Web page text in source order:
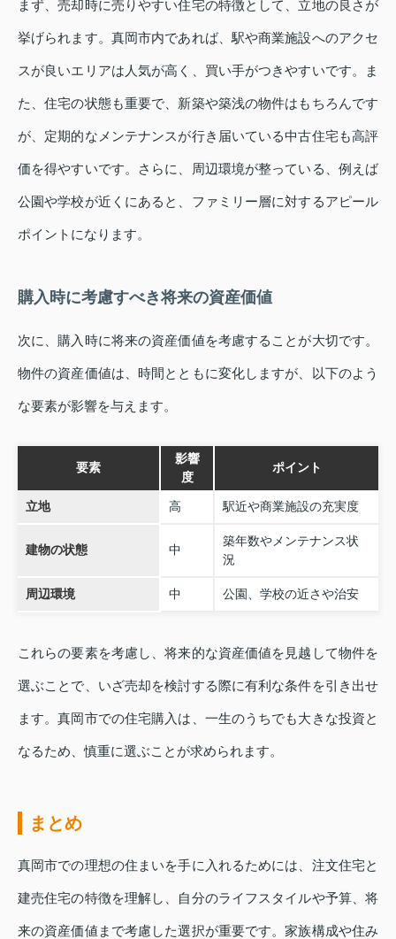
まず、売却時に売りやすい住宅の特徴として、立地の良さが
挙げられます。真岡市内であれば、駅や商業施設へのアクセ
スが良いエリアは人気が高く、買い手がつきやすいです。ま
た、住宅の状態も重要で、新築や築浅の物件はもちろんです
が、定期的なメンテナンスが行き届いている中古住宅も高評
価を得やすいです。さらに、周辺環境が整っている、例えば
公園や学校が近くにあると、ファミリー層に対するアピール
ポイントになります。
購入時に考慮すべき将来の資産価値
次に、購入時に将来の資産価値を考慮することが大切です。
物件の資産価値は、時間とともに変化しますが、以下のよう
な要素が影響を与えます。
要素
影響
度
ポイント
立地 高 駅近や商業施設の充実度
建物の状態 中
築年数やメンテナンス状
況
周辺環境 中 公園、学校の近さや治安
これらの要素を考慮し、将来的な資産価値を見越して物件を
選ぶことで、いざ売却を検討する際に有利な条件を引き出せ
ます。真岡市での住宅購入は、一生のうちでも大きな投資と
なるため、慎重に選ぶことが求められます。
まとめ
真岡市での理想の住まいを手に入れるためには、注文住宅と
建売住宅の特徴を理解し、自分のライフスタイルや予算、将
来の資産価値まで考慮した選択が重要です。家族構成や住み